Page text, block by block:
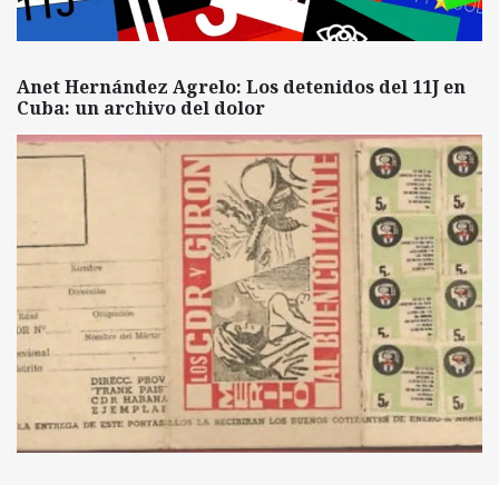
Anet Hernández Agrelo: Los detenidos del 11J en
Cuba: un archivo del dolor